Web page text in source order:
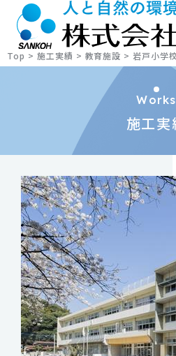
Top > 施工実績 > 教育施設 > 岩戸小学
Works
施工実